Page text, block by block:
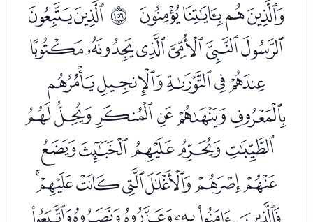
ﭯﭰﭱﭲ ﲛﭴﭵ
ﭶﭷﭸﭹﭺﭻ
ﭼﭽﭾﭿﮀ
ﮁﮂﮃﮄﮅﮆ
ﮇﮈﮉﮊﮋ
ﮌﮍﮎﮏﮐﮑﮒ